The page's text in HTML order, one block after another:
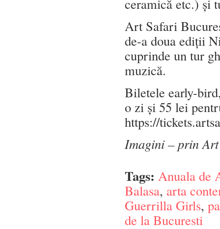
ceramică etc.) și
Art Safari
de-a doua ediții
cuprinde un tur
muzică.
Biletele early-
o zi și 55 lei
https://
Imagini – prin
Tags: Anuala de
Balasa, arta
Guerrilla Girls,
de la Bucuresti